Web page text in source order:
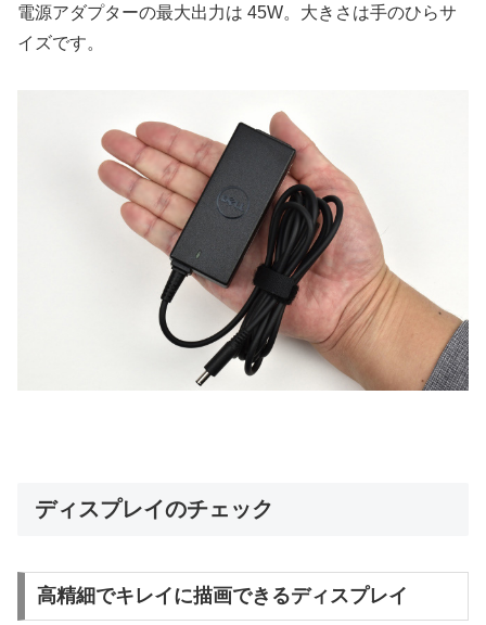
電源アダプターの最大出力は 45W。大きさは手のひらサ
イズです。
ディスプレイのチェック
高精細でキレイに描画できるディスプレイ